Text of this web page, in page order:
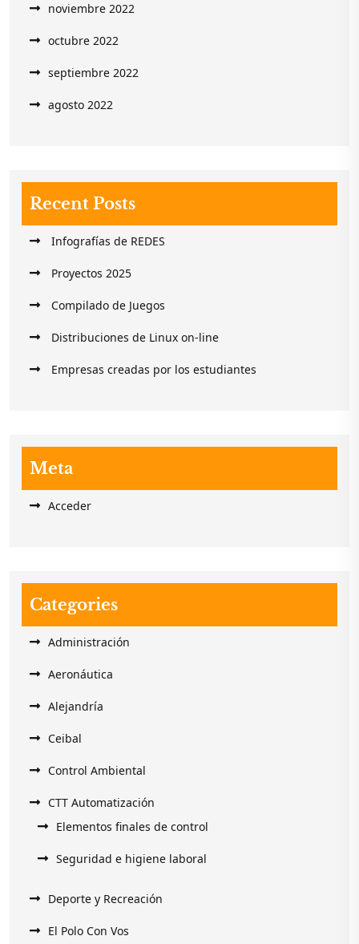
noviembre 2022
octubre 2022
septiembre 2022
agosto 2022
Recent Posts
Infografías de REDES
Proyectos 2025
Compilado de Juegos
Distribuciones de Linux on-line
Empresas creadas por los estudiantes
Meta
Acceder
Categories
Administración
Aeronáutica
Alejandría
Ceibal
Control Ambiental
CTT Automatización
Elementos finales de control
Seguridad e higiene laboral
Deporte y Recreación
El Polo Con Vos